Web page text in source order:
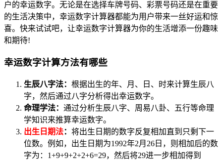
户的幸运数字。无论是在选择车牌号码、彩票号码还是在重要
的生活决策中，幸运数字计算器都能为用户带来一丝好运和惊
喜。快来试试吧，让幸运数字计算器为你的生活增添一份趣味
和期待!
幸运数字计算方法有哪些
生辰八字法： 根据出生的年、月、日、时来计算生辰八
字，然后通过八字分析得出幸运数字。
命理学法： 通过分析生辰八字、周易八卦、五行等命理
学知识来推算幸运数字。
出生日期法： 将出生日期的数字反复相加直到只剩下一
位数。例如，出生日期为1992年2月26日，则相加后的数
字为：1+9+9+2+2+6=29，然后将29进一步相加得到